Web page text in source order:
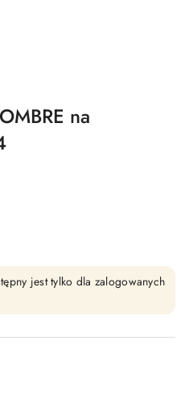
na
jest tylko dla zalogowanych